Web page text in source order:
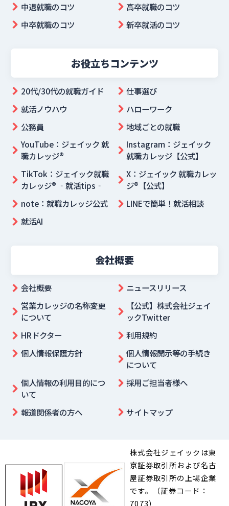
中退就職のコツ
高卒就職のコツ
中卒就職のコツ
新卒就活のコツ
お役立ちコンテンツ
20代/30代の就職ガイド
仕事選び
就活ノウハウ
ハローワーク
公務員
地域ごとの就職
YouTube：ジェイック 就
職カレッジ®
Instagram：ジェイック
就職カレッジ【公式】
TikTok：ジェイック就職
カレッジ® ‐就活tips‐
X：ジェイック 就職カレッ
ジ®【公式】
note：就職カレッジ公式
LINEで簡単！就活相談
就活AI
会社概要
会社概要
ニュースリリース
営業カレッジの名称変更
について
【公式】株式会社ジェイ
ックTwitter
HRドクター
利用規約
個人情報保護方針
個人情報開示等の手続き
について
個人情報の利用目的につ
いて
採用ご担当者様へ
報道関係者の方へ サイトマップ
株式会社ジェイックは東
京証券取引所および名古
屋証券取引所の上場企業
です。（証券コード：
7073）